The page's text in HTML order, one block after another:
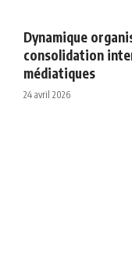
Dynamique
consolidation
médiatiques
24 avril 2026